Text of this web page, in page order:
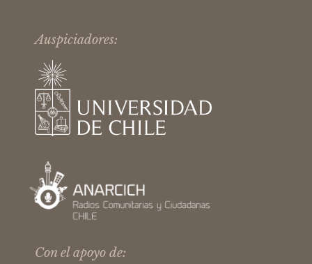
Auspiciadores:
Con el apoyo de: